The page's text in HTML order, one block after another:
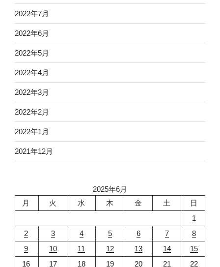
2022年7月
2022年6月
2022年5月
2022年4月
2022年3月
2022年2月
2022年1月
2021年12月
2025年6月
月
火 水 木 金 土
日
1
2
3 4 5 6 7
8
9
10 11 12 13 14
15
16
17 18 19 20 21
22